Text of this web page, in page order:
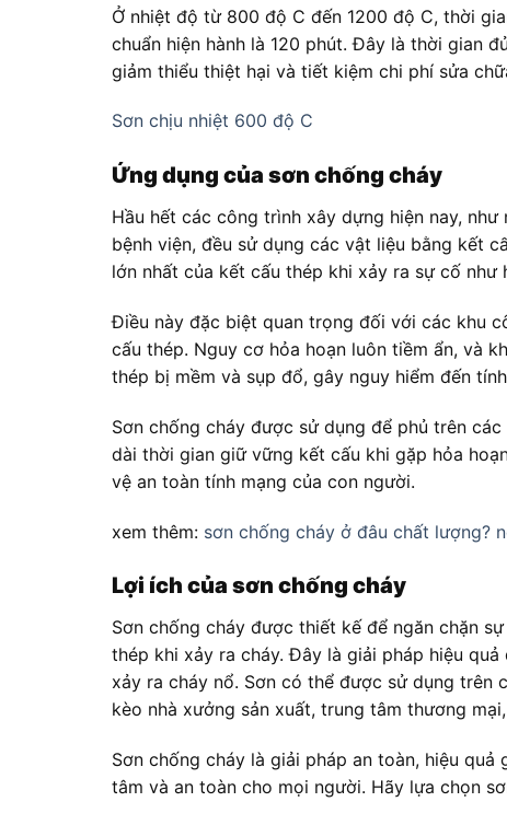
Ở nhiệt độ từ 800 độ C đến 1200 độ C, thời
chuẩn hiện hành là 120 phút. Đây là thời gian
giảm thiểu thiệt hại và tiết kiệm chi phí sửa
Sơn chịu nhiệt 600 độ C
Ứng dụng của sơn chống cháy
Hầu hết các công trình xây dựng hiện nay,
bệnh viện, đều sử dụng các vật liệu bằng kết
lớn nhất của kết cấu thép khi xảy ra sự cố như
Điều này đặc biệt quan trọng đối với các khu
cấu thép. Nguy cơ hỏa hoạn luôn tiềm ẩn, và
thép bị mềm và sụp đổ, gây nguy hiểm đến
Sơn chống cháy được sử dụng để phủ trên
dài thời gian giữ vững kết cấu khi gặp hỏa
vệ an toàn tính mạng của con người.
xem thêm: sơn chống cháy ở đâu chất lượng?
Lợi ích của sơn chống cháy
Sơn chống cháy được thiết kế để ngăn chặn
thép khi xảy ra cháy. Đây là giải pháp hiệu
xảy ra cháy nổ. Sơn có thể được sử dụng
kèo nhà xưởng sản xuất, trung tâm thương
Sơn chống cháy là giải pháp an toàn, hiệu
tâm và an toàn cho mọi người. Hãy lựa chọn